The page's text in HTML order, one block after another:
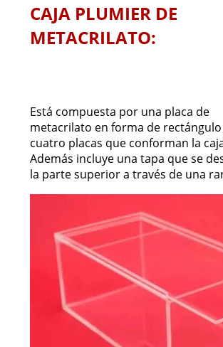
CAJA PLUMIER DE
METACRILATO:
Está compuesta por una placa de
metacrilato en forma de
cuatro placas que conforman la
Además incluye una tapa que se
la parte superior a través de una